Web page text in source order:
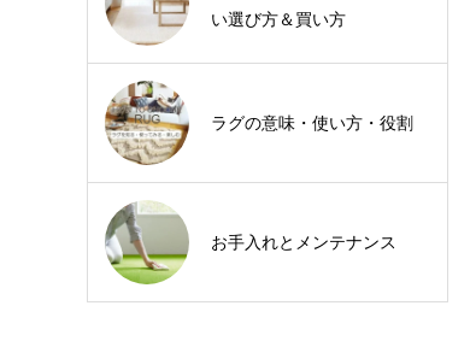
い選び方＆買い方
ラグの意味・使い方・役割
お手入れとメンテナンス